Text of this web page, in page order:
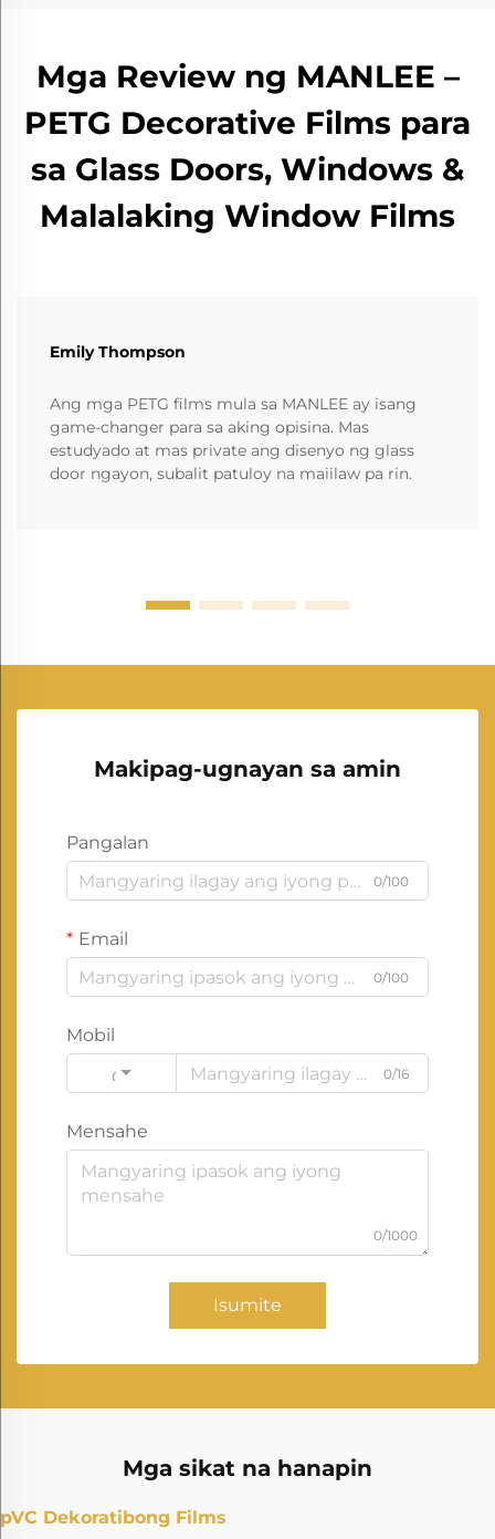
Mga Review ng MANLEE –
PETG Decorative Films para
sa Glass Doors, Windows &
Malalaking Window Films
Emily Thompson
Ang mga PETG films mula sa MANLEE ay isang
game-changer para sa aking opisina. Mas
estudyado at mas private ang disenyo ng glass
door ngayon, subalit patuloy na maiilaw pa rin.
Makipag-ugnayan sa amin
Pangalan
0/100
Email
0/100
Mobil
Code
0/16
Mensahe
0/1000
Isumite
Mga sikat na hanapin
pVC Dekoratibong Films